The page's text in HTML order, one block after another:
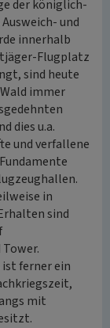
der königlich-
und
innerhalb
Flugplatz
sind heute
immer
dies u.a.
und verfallene
in
sind
ferner ein
mit